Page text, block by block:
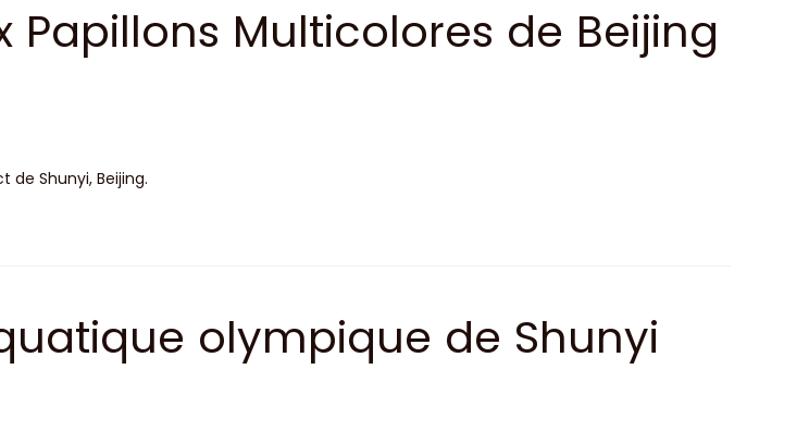
Papillons Multicolores de Beijing
de Shunyi, Beijing.
olympique de Shunyi